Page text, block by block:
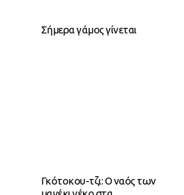
Σήμερα γάμος γίνεται
Γκότοκου-τζι: Ο ναός των